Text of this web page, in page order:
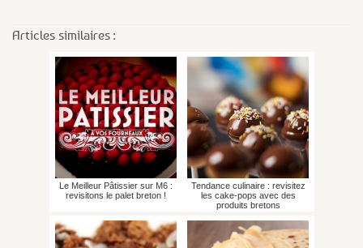
Articles similaires :
Le Meilleur Pâtissier sur M6 :
revisitons le palet breton !
Tendance culinaire : revisitez
les cake-pops avec des
produits bretons